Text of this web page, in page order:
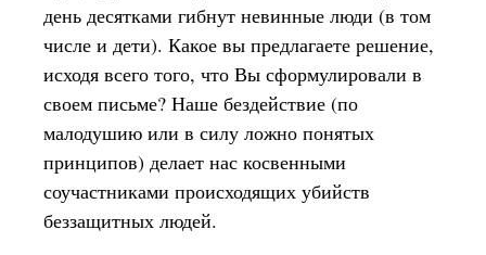
день десятками гибнут невинные люди (в том
числе и дети). Какое вы предлагаете решение,
исходя всего того, что Вы сформулировали в
своем письме? Наше бездействие (по
малодушию или в силу ложно понятых
принципов) делает нас косвенными
соучастниками происходящих убийств
беззащитных людей.